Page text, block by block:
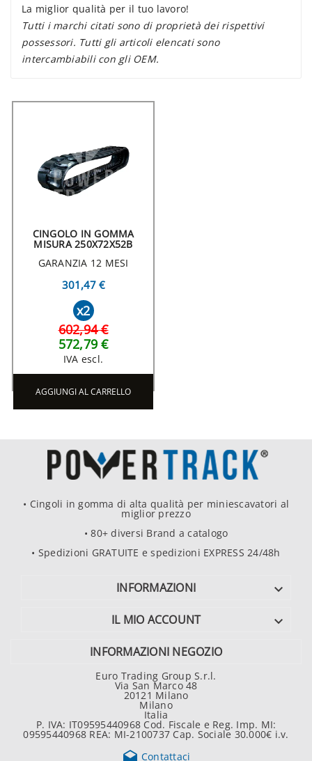
La miglior qualità per il tuo lavoro!
Tutti i marchi citati sono di proprietà dei rispettivi
possessori. Tutti gli articoli elencati sono
intercambiabili con gli OEM.
CINGOLO IN GOMMA
MISURA 250X72X52B
GARANZIA 12 MESI
301,47 €
x2
602,94 €
572,79 €
IVA escl.
AGGIUNGI AL CARRELLO
• Cingoli in gomma di alta qualità per miniescavatori al
miglior prezzo
• 80+ diversi Brand a catalogo
• Spedizioni GRATUITE e spedizioni EXPRESS 24/48h
INFORMAZIONI 
IL MIO ACCOUNT 
INFORMAZIONI NEGOZIO
Euro Trading Group S.r.l.
Via San Marco 48
20121 Milano
Milano
Italia
P. IVA: IT09595440968 Cod. Fiscale e Reg. Imp. MI:
09595440968 REA: MI-2100737 Cap. Sociale 30.000€ i.v.
Contattaci